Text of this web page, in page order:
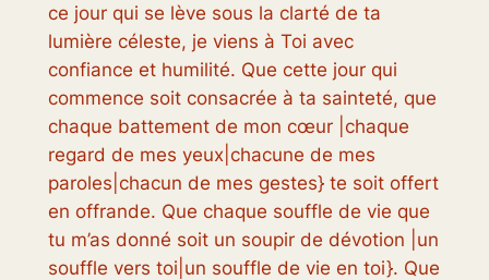
ce jour qui se lève sous la clarté de ta
lumière céleste, je viens à Toi avec
confiance et humilité. Que cette jour qui
commence soit consacrée à ta sainteté, que
chaque battement de mon cœur |chaque
regard de mes yeux|chacune de mes
paroles|chacun de mes gestes} te soit offert
en offrande. Que chaque souffle de vie que
tu m’as donné soit un soupir de dévotion |un
souffle vers toi|un souffle de vie en toi}. Que